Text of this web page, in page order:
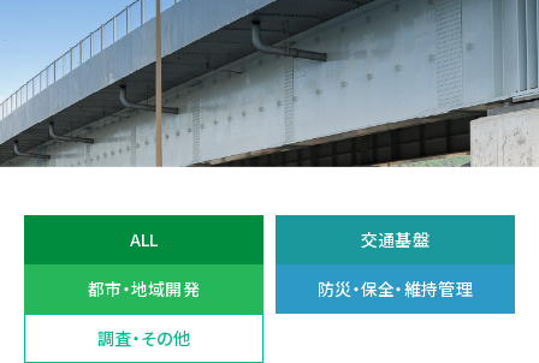
ALL 交通基盤
都市・地域開発 防災・保全・維持管理
調査・その他